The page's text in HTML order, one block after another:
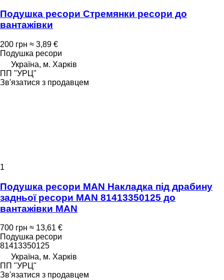
Подушка ресори Стремянки ресори до
вантажівки
200 грн ≈ 3,89 €
Подушка ресори
Україна, м. Харків
ПП "УРЦ"
Зв'язатися з продавцем
1
Подушка ресори MAN Накладка під драбину
задньої ресори MAN 81413350125 до
вантажівки MAN
700 грн ≈ 13,61 €
Подушка ресори
81413350125
Україна, м. Харків
ПП "УРЦ"
Зв'язатися з продавцем